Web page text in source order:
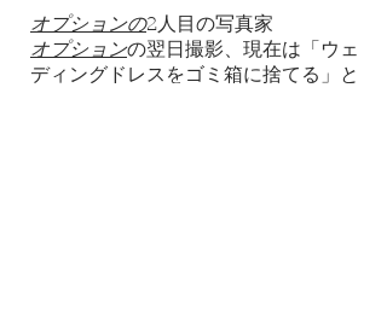
オプションの2人目の写真家
オプションの翌日撮影、現在は「ウェ
ディングドレスをゴミ箱に捨てる」と